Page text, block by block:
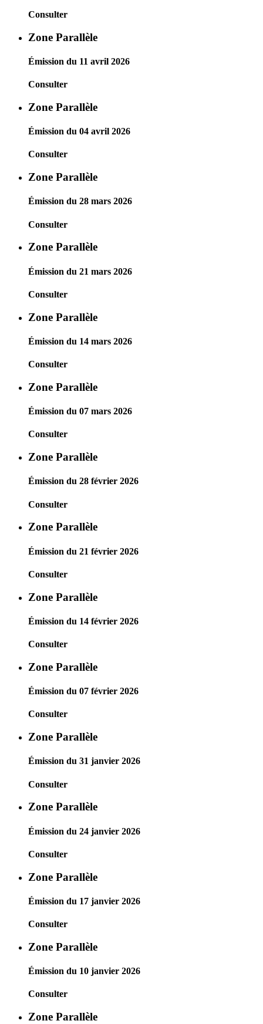
Consulter
Zone Parallèle
Émission du 11 avril 2026
Consulter
Zone Parallèle
Émission du 04 avril 2026
Consulter
Zone Parallèle
Émission du 28 mars 2026
Consulter
Zone Parallèle
Émission du 21 mars 2026
Consulter
Zone Parallèle
Émission du 14 mars 2026
Consulter
Zone Parallèle
Émission du 07 mars 2026
Consulter
Zone Parallèle
Émission du 28 février 2026
Consulter
Zone Parallèle
Émission du 21 février 2026
Consulter
Zone Parallèle
Émission du 14 février 2026
Consulter
Zone Parallèle
Émission du 07 février 2026
Consulter
Zone Parallèle
Émission du 31 janvier 2026
Consulter
Zone Parallèle
Émission du 24 janvier 2026
Consulter
Zone Parallèle
Émission du 17 janvier 2026
Consulter
Zone Parallèle
Émission du 10 janvier 2026
Consulter
Zone Parallèle